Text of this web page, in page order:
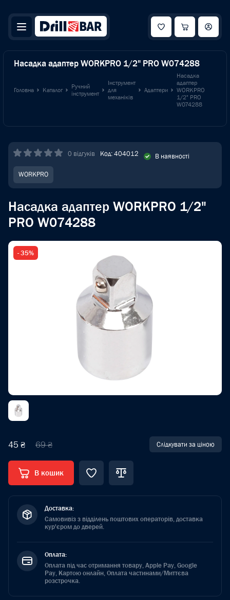
Насадка адаптер WORKPRO 1/2" PRO W074288
Головна Каталог
Ручний
інструмент
Інструмент
для
механіків
Адаптери
Насадка
адаптер
WORKPRO
1/2" PRO
W074288
0 відгуків Код: 404012 В наявності
WORKPRO
Насадка адаптер WORKPRO 1/2"
PRO W074288
- 35%
45 ₴ 69 ₴ Слідкувати за ціною
В кошик
Доставка:
Самовивіз з відділень поштових операторів, доставка
кур'єром до дверей.
Оплата:
Оплата під час отримання товару, Apple Pay, Google
Pay, Картою онлайн, Оплата частинами/Миттєва
розстрочка.